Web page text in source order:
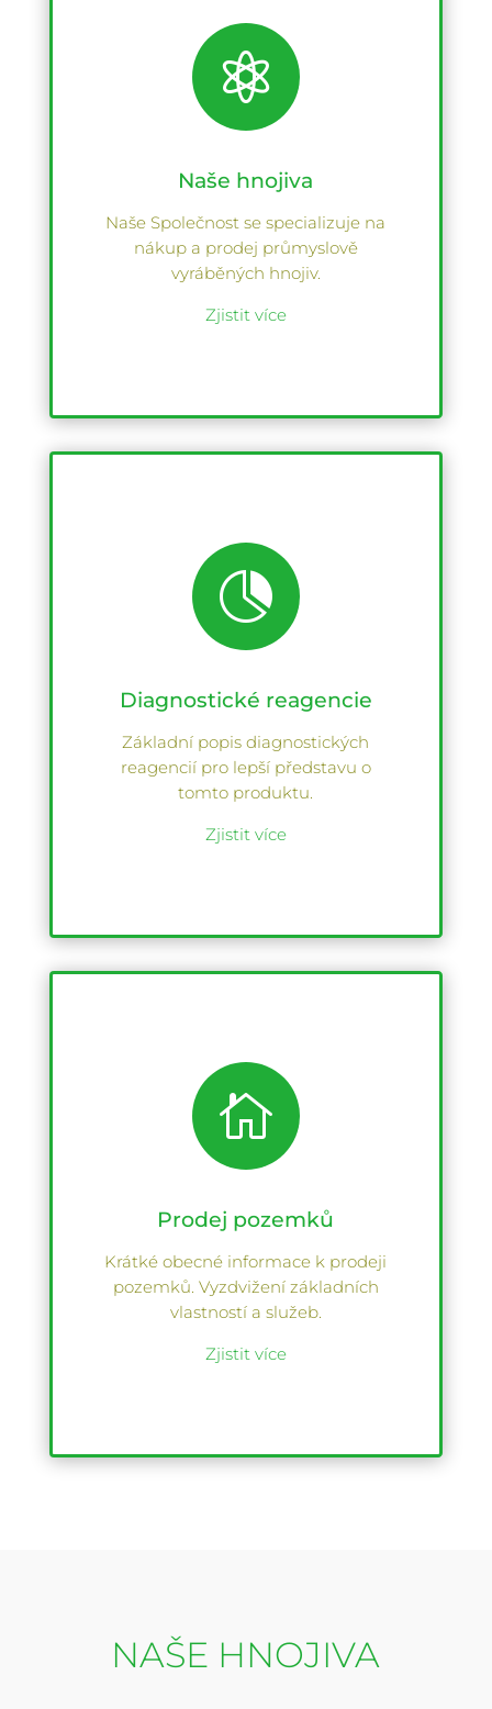

Naše hnojiva
Naše Společnost se specializuje na
nákup a prodej průmyslově
vyráběných hnojiv.
Zjistit více

Diagnostické reagencie
Základní popis diagnostických
reagencií pro lepší představu o
tomto produktu.
Zjistit více

Prodej pozemků
Krátké obecné informace k prodeji
pozemků. Vyzdvižení základních
vlastností a služeb.
Zjistit více
NAŠE HNOJIVA